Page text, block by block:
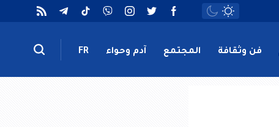
فن وثقافة المجتمع آدم وحواء FR